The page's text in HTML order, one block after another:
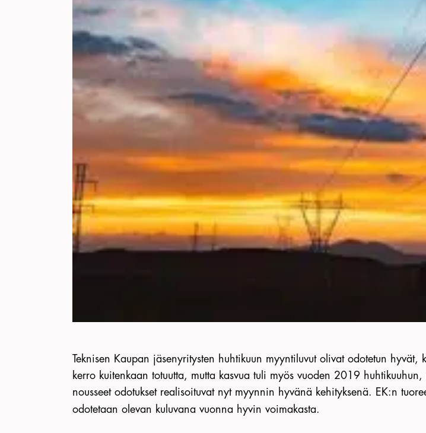
Teknisen Kaupan jäsenyritysten huhtikuun myyntiluvut olivat odotetun
kerro kuitenkaan totuutta, mutta kasvua tuli myös vuoden 2019
nousseet odotukset realisoituvat nyt myynnin hyvänä kehityksenä. EK:n
odotetaan olevan kuluvana vuonna hyvin voimakasta.